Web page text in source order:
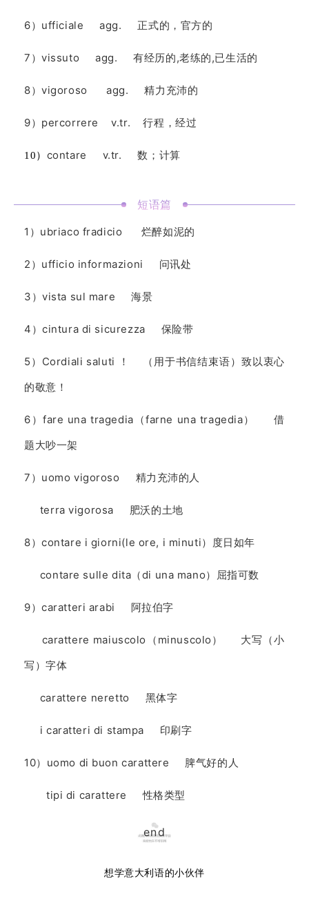
6）ufficiale agg. 正式的，官方的
7）vissuto agg. 有经历的,老练的,已生活的
8）vigoroso agg. 精力充沛的
9）percorrere v.tr. 行程，经过
10） contare v.tr. 数；计算
短语篇
1）ubriaco fradicio 烂醉如泥的
2）ufficio informazioni 问讯处
3）vista sul mare 海景
4）cintura di sicurezza 保险带
5）Cordiali saluti ！ （用于书信结束语）致以衷心
的敬意！
6）fare una tragedia（farne una tragedia） 借
题大吵一架
7）uomo vigoroso 精力充沛的人
terra vigorosa 肥沃的土地
8）contare i giorni(le ore, i minuti）度日如年
contare sulle dita（di una mano）屈指可数
9）caratteri arabi 阿拉伯字
carattere maiuscolo（minuscolo） 大写（小
写）字体
carattere neretto 黑体字
i caratteri di stampa 印刷字
10）uomo di buon carattere 脾气好的人
tipi di carattere 性格类型
end
想学意大利语的小伙伴